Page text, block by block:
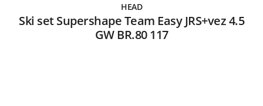
HEAD
Ski set Supershape Team Easy JRS+vez 4.5
GW BR.80 117